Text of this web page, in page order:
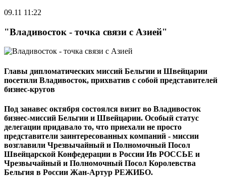
09.11 11:22
"Владивосток - точка связи с Азией"
Главы дипломатических миссий Бельгии и Швейцарии
посетили Владивосток, прихватив с собой представителей
бизнес-кругов
Под занавес октября состоялся визит во Владивосток
бизнес-миссий Бельгии и Швейцарии. Особый статус
делегации придавало то, что приехали не просто
представители заинтересованных компаний - миссии
возглавили Чрезвычайный и Полномочный Посол
Швейцарской Конфедерации в России Ив РОССЬЕ и
Чрезвычайный и Полномочный Посол Королевства
Бельгия в России Жан-Артур РЕЖИБО.